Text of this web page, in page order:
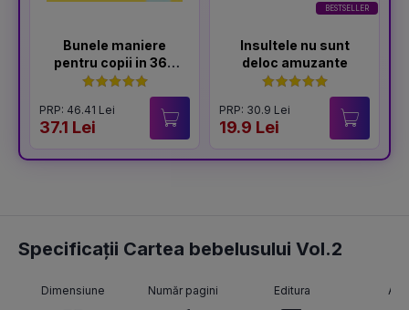
Bunele maniere
pentru copii in 365
de zile
PRP: 46.41 Lei
37.1 Lei
BESTSELLER
Insultele nu sunt
deloc amuzante
PRP: 30.9 Lei
19.9 Lei
Specificații Cartea bebelusului Vol.2
Dimensiune Număr pagini Editura